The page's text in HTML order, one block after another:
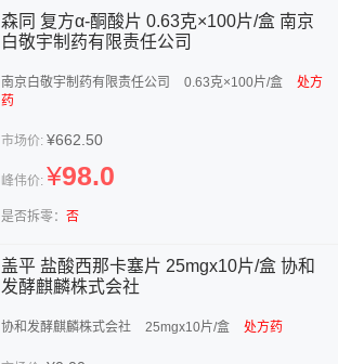
森同 复方α-酮酸片 0.63克×100片/盒 南京
白敬宇制药有限责任公司
南京白敬宇制药有限责任公司 0.63克×100片/盒
处方
药
市场价: ¥662.50
峰伟价: ¥98.0
是否拆零： 否
盖平 盐酸西那卡塞片 25mgx10片/盒 协和
发酵麒麟株式会社
协和发酵麒麟株式会社 25mgx10片/盒 处方药